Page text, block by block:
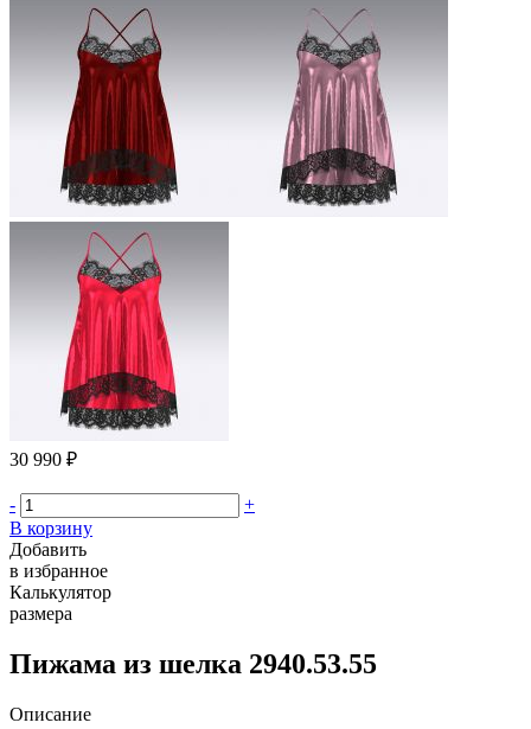
30 990 ₽
-
+
В корзину
Добавить
в избранное
Калькулятор
размера
Пижама из шелка 2940.53.55
Описание